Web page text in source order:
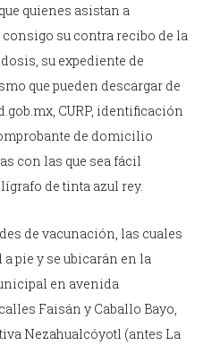
quienes asistan a
su contra recibo de la
su expediente de
que pueden descargar de
CURP, identificación
de domicilio
con las que sea fácil
de tinta azul rey.
de vacunación, las cuales
pie y se ubicarán en la
en avenida
Faisán y Caballo Bayo,
Nezahualcóyotl (antes La